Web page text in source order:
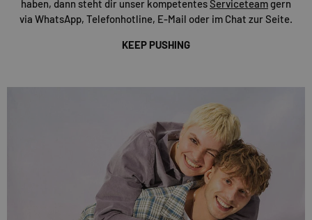
haben, dann steht dir unser kompetentesServiceteamgern
via WhatsApp, Telefonhotline, E-Mail oder im Chat zur Seite.
KEEP PUSHING